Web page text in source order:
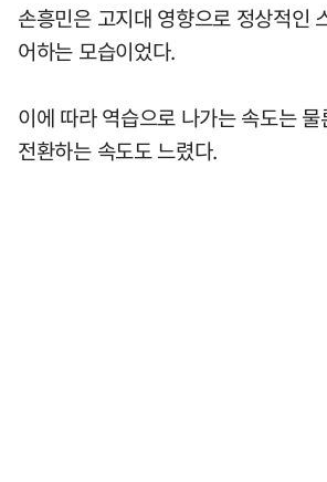
손흥민은 고지대 영향으로 정상적인
어하는 모습이었다.
이에 따라 역습으로 나가는 속도는
전환하는 속도도 느렸다.